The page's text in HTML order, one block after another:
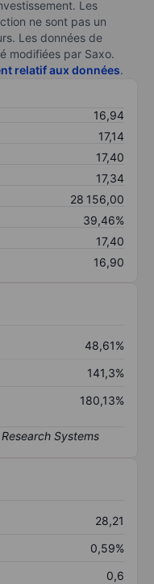
Les
ne sont pas un
Les données de
modifiées par Saxo.
relatif aux données.
16,94
17,14
17,40
17,34
28 156,00
39,46%
17,40
16,90
48,61%
141,3%
180,13%
28,21
0,59%
0,6